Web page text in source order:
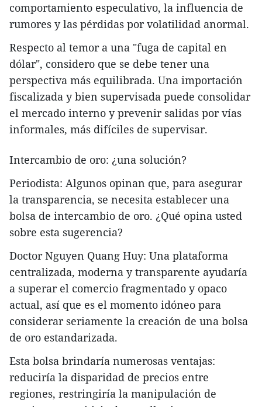
comportamiento especulativo, la influencia de
rumores y las pérdidas por volatilidad anormal.
Respecto al temor a una "fuga de capital en
dólar", considero que se debe tener una
perspectiva más equilibrada. Una importación
fiscalizada y bien supervisada puede consolidar
el mercado interno y prevenir salidas por vías
informales, más difíciles de supervisar.
Intercambio de oro: ¿una solución?
Periodista: Algunos opinan que, para asegurar
la transparencia, se necesita establecer una
bolsa de intercambio de oro. ¿Qué opina usted
sobre esta sugerencia?
Doctor Nguyen Quang Huy: Una plataforma
centralizada, moderna y transparente ayudaría
a superar el comercio fragmentado y opaco
actual, así que es el momento idóneo para
considerar seriamente la creación de una bolsa
de oro estandarizada.
Esta bolsa brindaría numerosas ventajas:
reduciría la disparidad de precios entre
regiones, restringiría la manipulación de